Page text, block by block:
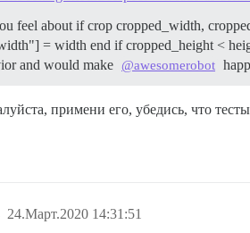
feel about if crop cropped_width,
= width end if cropped_height <
and would make @awesomerobot
примени его, убедись, что
24.Март.2020 14:31:51